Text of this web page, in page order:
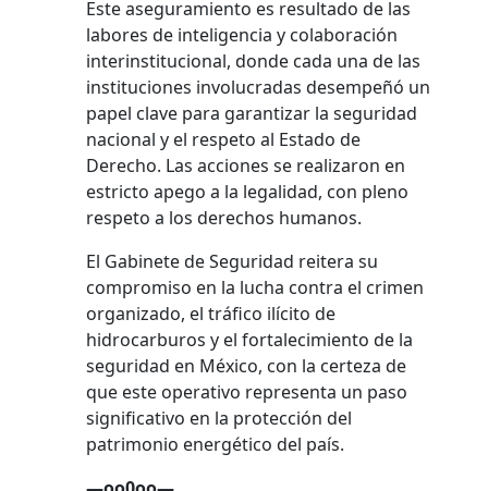
Este aseguramiento es resultado de las
labores de inteligencia y colaboración
interinstitucional, donde cada una de las
instituciones involucradas desempeñó un
papel clave para garantizar la seguridad
nacional y el respeto al Estado de
Derecho. Las acciones se realizaron en
estricto apego a la legalidad, con pleno
respeto a los derechos humanos.
El Gabinete de Seguridad reitera su
compromiso en la lucha contra el crimen
organizado, el tráfico ilícito de
hidrocarburos y el fortalecimiento de la
seguridad en México, con la certeza de
que este operativo representa un paso
significativo en la protección del
patrimonio energético del país.